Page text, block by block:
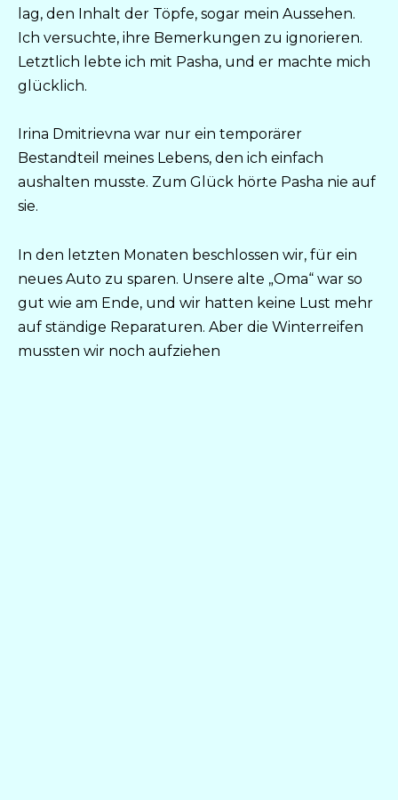
lag, den Inhalt der Töpfe, sogar mein Aussehen.
Ich versuchte, ihre Bemerkungen zu ignorieren.
Letztlich lebte ich mit Pasha, und er machte mich
glücklich.
Irina Dmitrievna war nur ein temporärer
Bestandteil meines Lebens, den ich einfach
aushalten musste. Zum Glück hörte Pasha nie auf
sie.
In den letzten Monaten beschlossen wir, für ein
neues Auto zu sparen. Unsere alte „Oma“ war so
gut wie am Ende, und wir hatten keine Lust mehr
auf ständige Reparaturen. Aber die Winterreifen
mussten wir noch aufziehen